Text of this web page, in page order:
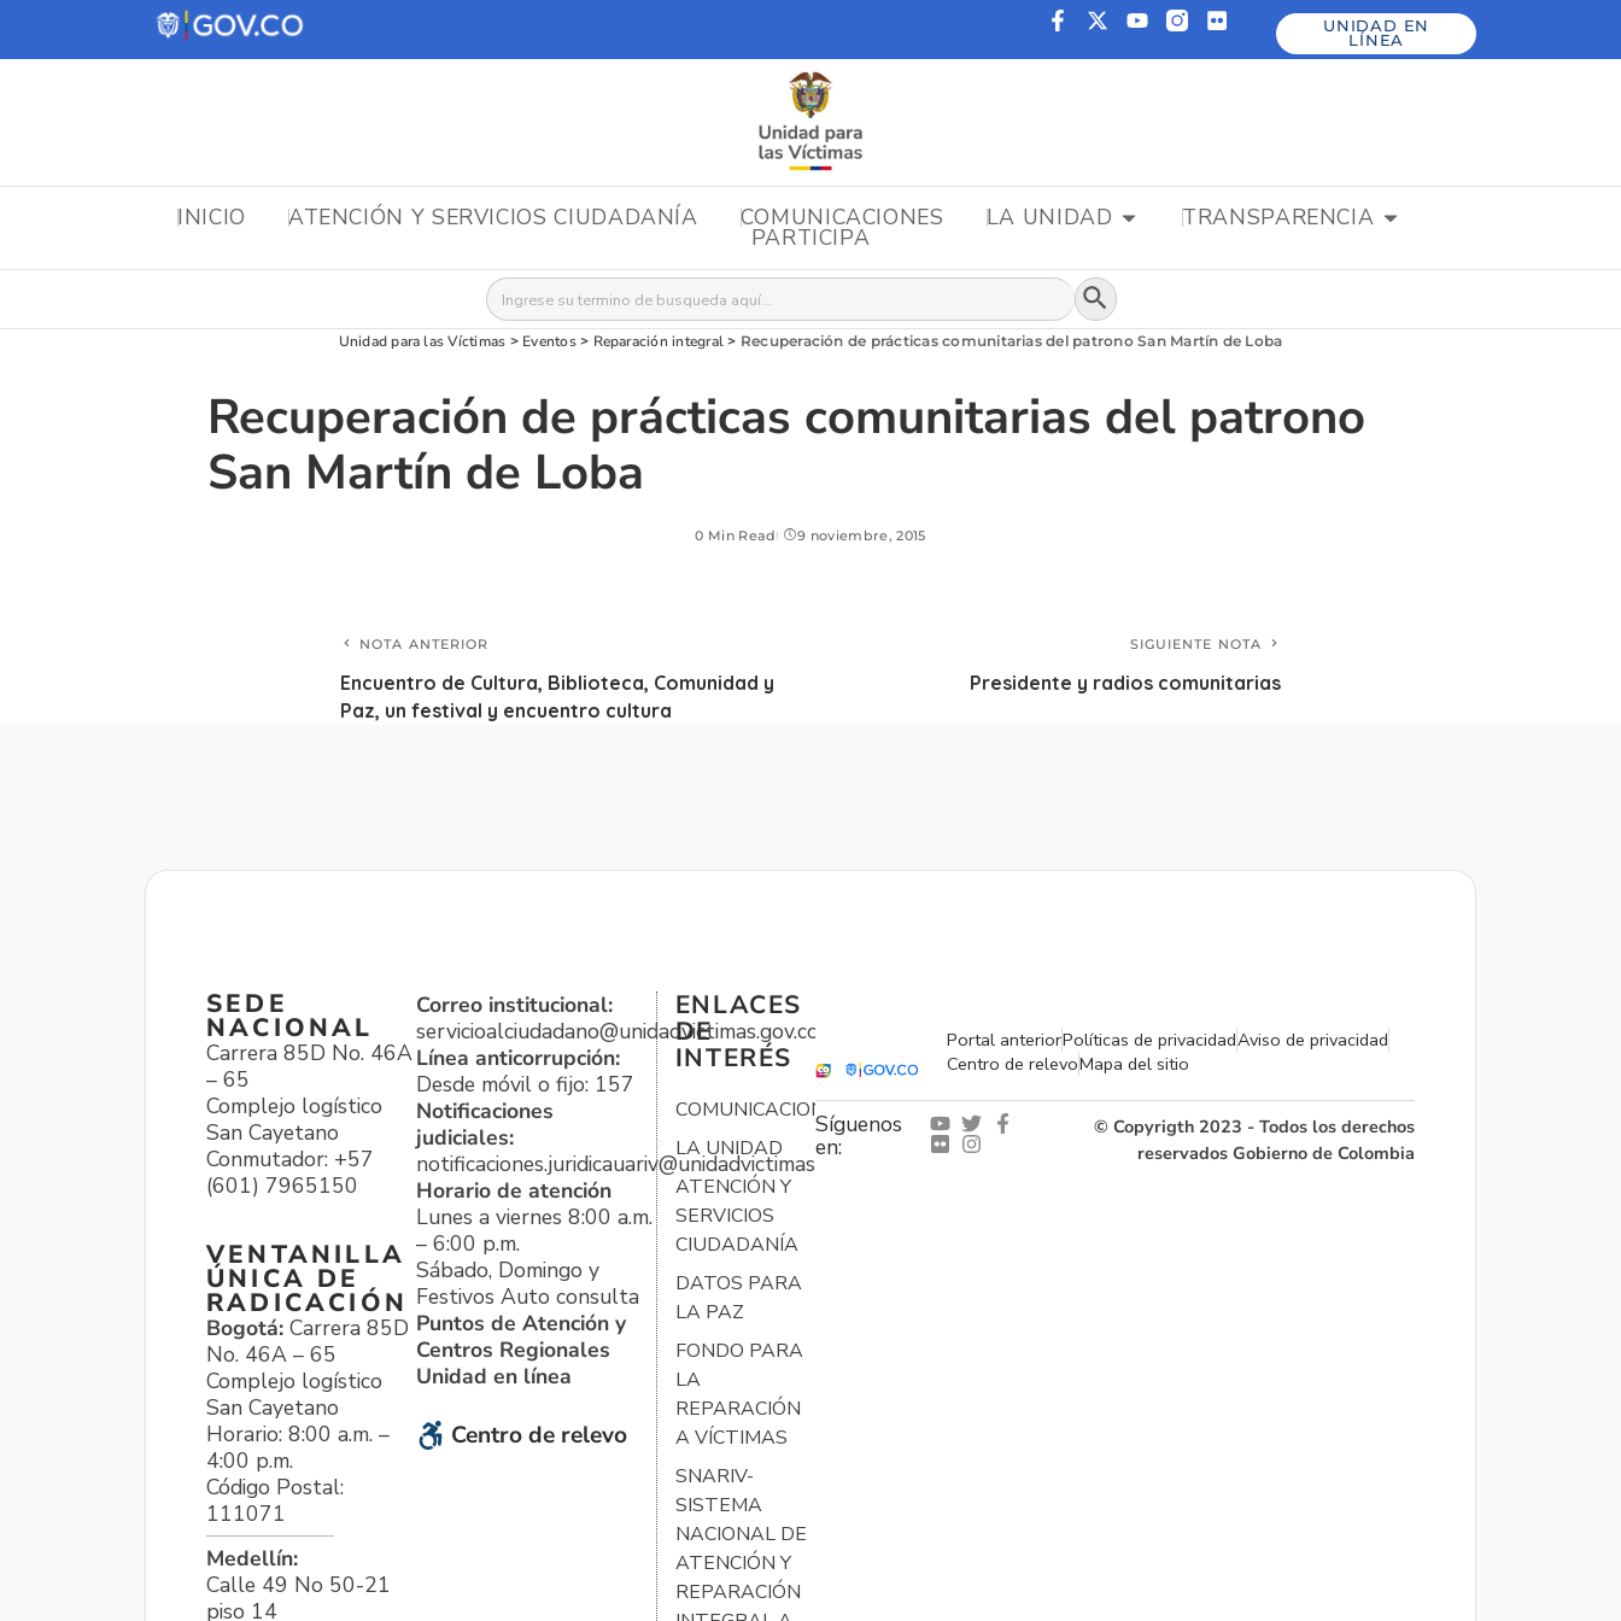
UNIDAD EN
LÍNEA
INICIO ATENCIÓN Y SERVICIOS CIUDADANÍA COMUNICACIONES LA UNIDAD TRANSPARENCIA
PARTICIPA
Buscar: Botón de búsqueda
Unidad para las Víctimas > Eventos> Reparación integral > Recuperación de prácticas comunitarias del patrono San Martín de Loba
Recuperación de prácticas comunitarias del patrono
San Martín de Loba
0 Min Read 9 noviembre, 2015
NOTA ANTERIOR
Encuentro de Cultura, Biblioteca, Comunidad y
Paz, un festival y encuentro cultura
SIGUIENTE NOTA
Presidente y radios comunitarias
SEDE
NACIONAL
Carrera 85D No. 46A
– 65
Complejo logístico
San Cayetano
Conmutador: +57
(601) 7965150
VENTANILLA
ÚNICA DE
RADICACIÓN
Bogotá: Carrera 85D
No. 46A – 65
Complejo logístico
San Cayetano
Horario: 8:00 a.m. –
4:00 p.m.
Código Postal:
111071
Medellín:
Calle 49 No 50-21
piso 14
Correo institucional:
servicioalciudadano@unidadvictimas.gov.co
Línea anticorrupción:
Desde móvil o fijo: 157
Notificaciones
judiciales:
notificaciones.juridicauariv@unidadvictimas.gov.co
Horario de atención
Lunes a viernes 8:00 a.m.
– 6:00 p.m.
Sábado, Domingo y
Festivos Auto consulta
Puntos de Atención y
Centros Regionales
Unidad en línea
Centro de relevo
ENLACES
DE
INTERÉS
COMUNICACIONES
LA UNIDAD
ATENCIÓN Y
SERVICIOS
CIUDADANÍA
DATOS PARA
LA PAZ
FONDO PARA
LA
REPARACIÓN
A VÍCTIMAS
SNARIV-
SISTEMA
NACIONAL DE
ATENCIÓN Y
REPARACIÓN
Portal anteriorPolíticas de privacidadAviso de privacidad
Centro de relevoMapa del sitio
Síguenos
en:
© Copyrigth 2023 - Todos los derechos
reservados Gobierno de Colombia